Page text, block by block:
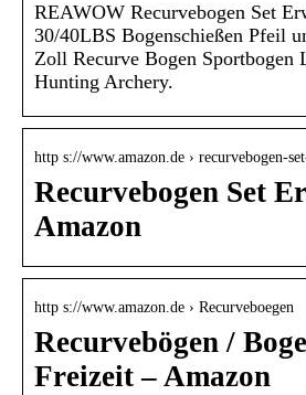
REAWOW Recurvebogen Set
30/40LBS Bogenschießen Pfeil
Zoll Recurve Bogen Sportbogen
Hunting Archery.
http s://www.amazon.de › recurvebogen-
Recurvebogen Set
Amazon
http s://www.amazon.de › Recurveboegen
Recurvebögen /
Freizeit – Amazon